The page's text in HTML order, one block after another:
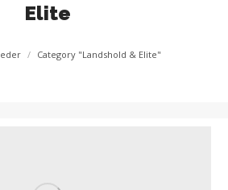
Elite
Category "Landshold & Elite"